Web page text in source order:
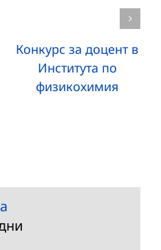
Конкурс за доцент в
Института по
физикохимия